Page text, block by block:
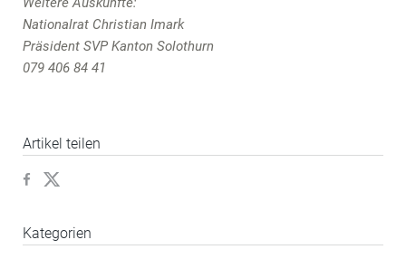
Nationalrat Christian Imark
Präsident SVP Kanton Solothurn
079 406 84 41
Artikel teilen
Kategorien